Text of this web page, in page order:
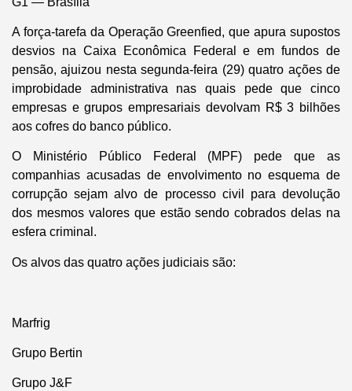
A força-tarefa da Operação Greenfied, que apura supostos
desvios na Caixa Econômica Federal e em fundos de
pensão, ajuizou nesta segunda-feira (29) quatro ações de
improbidade administrativa nas quais pede que cinco
empresas e grupos empresariais devolvam R$ 3 bilhões
aos cofres do banco público.
O Ministério Público Federal (MPF) pede que as
companhias acusadas de envolvimento no esquema de
corrupção sejam alvo de processo civil para devolução
dos mesmos valores que estão sendo cobrados delas na
esfera criminal.
Os alvos das quatro ações judiciais são:
Marfrig
Grupo Bertin
Grupo J&F